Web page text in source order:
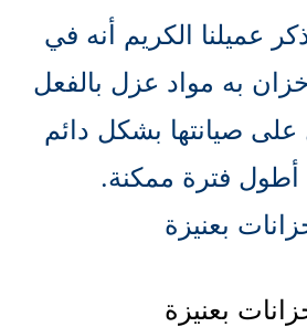
عميلنا الكريم أنه في
به مواد عزل بالفعل
على صيانتها بشكل دائم
أطول فترة ممكنة.
بعنيزة
بعنيزة